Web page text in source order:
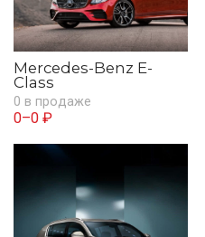
Mercedes-Benz E-
Class
0 в продаже
0–0 ₽